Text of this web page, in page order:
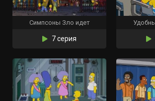
Симпсоны Зло идет
7 серия